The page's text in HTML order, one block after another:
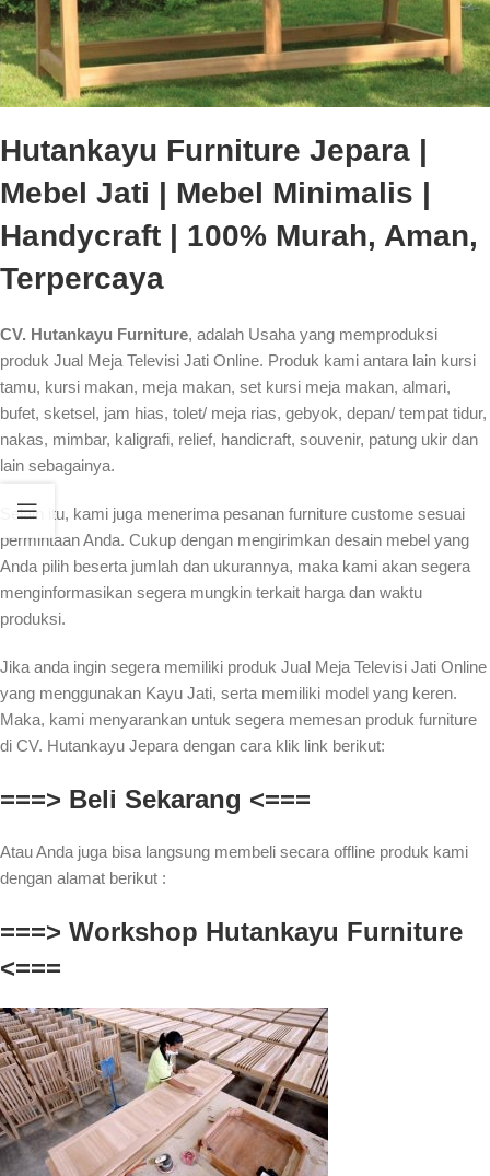
Hutankayu Furniture Jepara |
Mebel Jati | Mebel Minimalis |
Handycraft | 100% Murah, Aman,
Terpercaya
CV. Hutankayu Furniture, adalah Usaha yang memproduksi
produk Jual Meja Televisi Jati Online. Produk kami antara lain kursi
tamu, kursi makan, meja makan, set kursi meja makan, almari,
bufet, sketsel, jam hias, tolet/ meja rias, gebyok, depan/ tempat tidur,
nakas, mimbar, kaligrafi, relief, handicraft, souvenir, patung ukir dan
lain sebagainya.
Selain itu, kami juga menerima pesanan furniture custome sesuai
permintaan Anda. Cukup dengan mengirimkan desain mebel yang
Anda pilih beserta jumlah dan ukurannya, maka kami akan segera
menginformasikan segera mungkin terkait harga dan waktu
produksi.
Jika anda ingin segera memiliki produk Jual Meja Televisi Jati Online
yang menggunakan Kayu Jati, serta memiliki model yang keren.
Maka, kami menyarankan untuk segera memesan produk furniture
di CV. Hutankayu Jepara dengan cara klik link berikut:
===> Beli Sekarang <===
Atau Anda juga bisa langsung membeli secara offline produk kami
dengan alamat berikut :
===> Workshop Hutankayu Furniture
<===